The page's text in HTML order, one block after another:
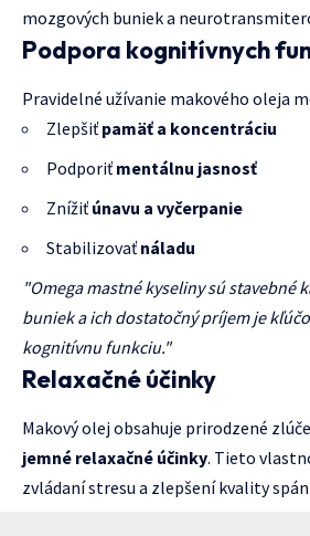
mozgových buniek a
Podpora kognitívnych
Pravidelné užívanie makového oleja
Zlepšiť pamäť a koncentráciu
Podporiť mentálnu jasnosť
Znížiť únavu a vyčerpanie
Stabilizovať náladu
"Omega mastné kyseliny sú stavebné
buniek a ich dostatočný príjem je
kognitívnu funkciu."
Relaxačné účinky
Makový olej obsahuje prirodzené
jemné relaxačné účinky. Tieto
zvládaní stresu a zlepšení kvality